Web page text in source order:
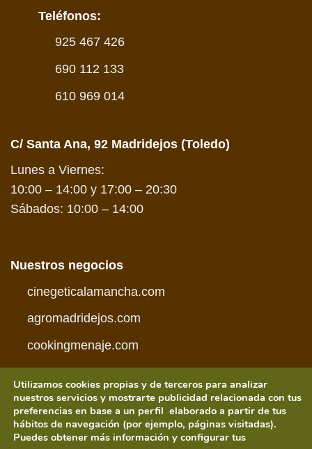
Teléfonos:
925 467 426
690 112 133
610 969 014
C/ Santa Ana, 92 Madridejos (Toledo)
Lunes a Viernes:
10:00 – 14:00 y 17:00 – 20:30
Sábados: 10:00 – 14:00
Nuestros negocios
cinegeticalamancha.com
agromadridejos.com
cookingmenaje.com
Visa PayPal MasterCardAmerican
Express
Credit
Visa
Utilizamos cookies propias y de terceros para analizar
nuestros servicios y mostrarte publicidad relacionada con tus
preferencias en base a un perfil elaborado a partir de tus
hábitos de navegación (por ejemplo, páginas visitadas).
Puedes obtener más información y configurar tus